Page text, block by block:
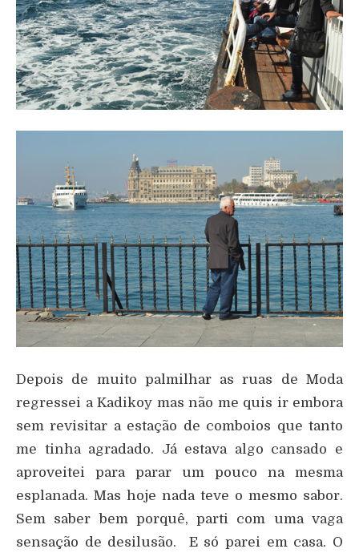
Depois de muito palmilhar as ruas de Moda
regressei a Kadikoy mas não me quis ir embora
sem revisitar a estação de comboios que tanto
me tinha agradado. Já estava algo cansado e
aproveitei para parar um pouco na mesma
esplanada. Mas hoje nada teve o mesmo sabor.
Sem saber bem porquê, parti com uma vaga
sensação de desilusão. E só parei em casa. O